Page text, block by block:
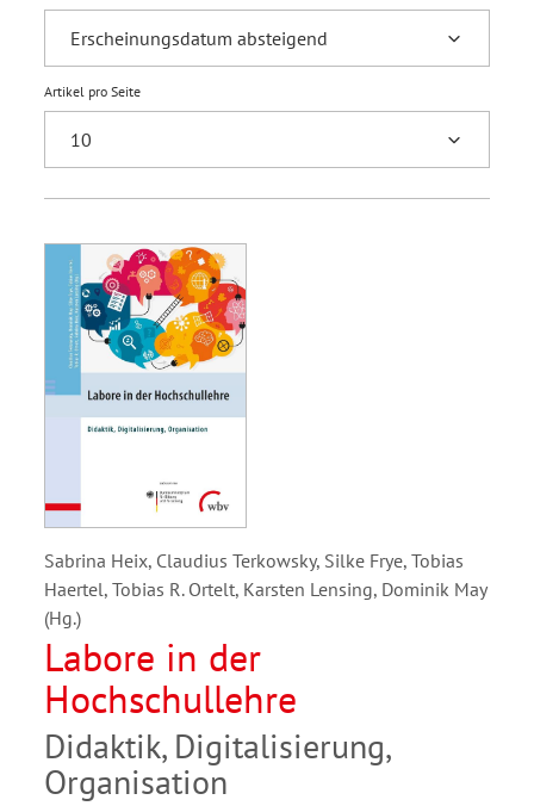
Artikel pro Seite
Sabrina Heix, Claudius Terkowsky, Silke Frye, Tobias
Haertel, Tobias R. Ortelt, Karsten Lensing, Dominik May
(Hg.)
Labore in der
Hochschullehre
Didaktik, Digitalisierung,
Organisation